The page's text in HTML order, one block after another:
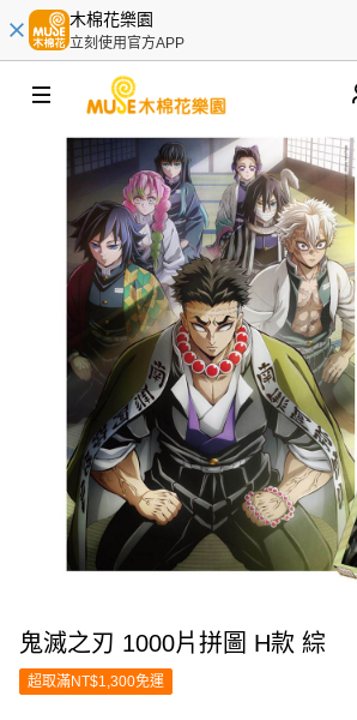
木棉花樂園
立刻使用官方APP
鬼滅之刃 1000片拼圖 H款 綜
超取滿NT$1,300免運